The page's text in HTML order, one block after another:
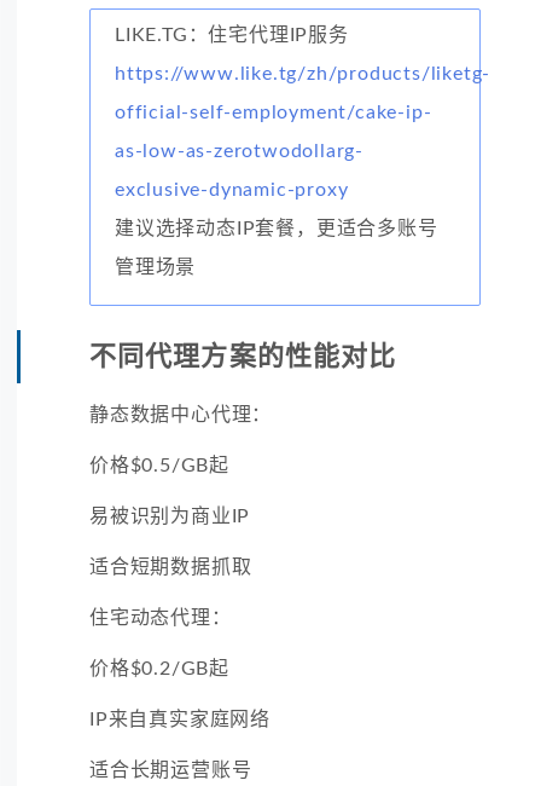
LIKE.TG：住宅代理IP服务
https://www.like.tg/zh/products/liketg-
official-self-employment/cake-ip-
as-low-as-zerotwodollarg-
exclusive-dynamic-proxy
建议选择动态IP套餐，更适合多账号
管理场景
不同代理方案的性能对比
静态数据中心代理：
价格$0.5/GB起
易被识别为商业IP
适合短期数据抓取
住宅动态代理：
价格$0.2/GB起
IP来自真实家庭网络
适合长期运营账号